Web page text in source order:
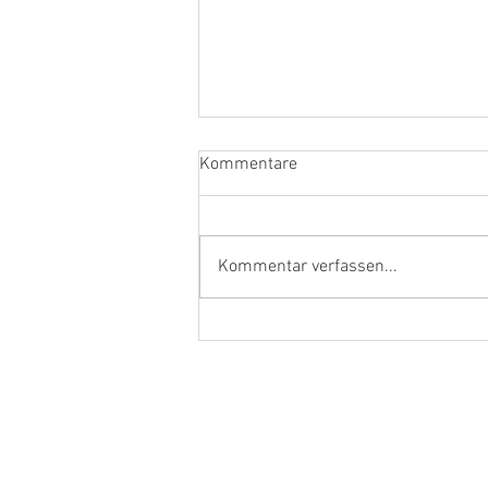
Kommentare
Kommentar verfassen...